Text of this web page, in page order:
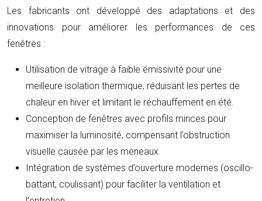
Les fabricants ont développé des adaptations et des
innovations pour améliorer les performances de ces
fenêtres :
Utilisation de vitrage à faible émissivité pour une
meilleure isolation thermique, réduisant les pertes de
chaleur en hiver et limitant le réchauffement en été.
Conception de fenêtres avec profils minces pour
maximiser la luminosité, compensant l’obstruction
visuelle causée par les meneaux.
Intégration de systèmes d’ouverture modernes (oscillo-
battant, coulissant) pour faciliter la ventilation et